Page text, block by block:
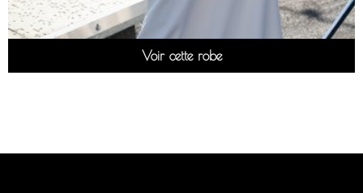
Voir cette robe